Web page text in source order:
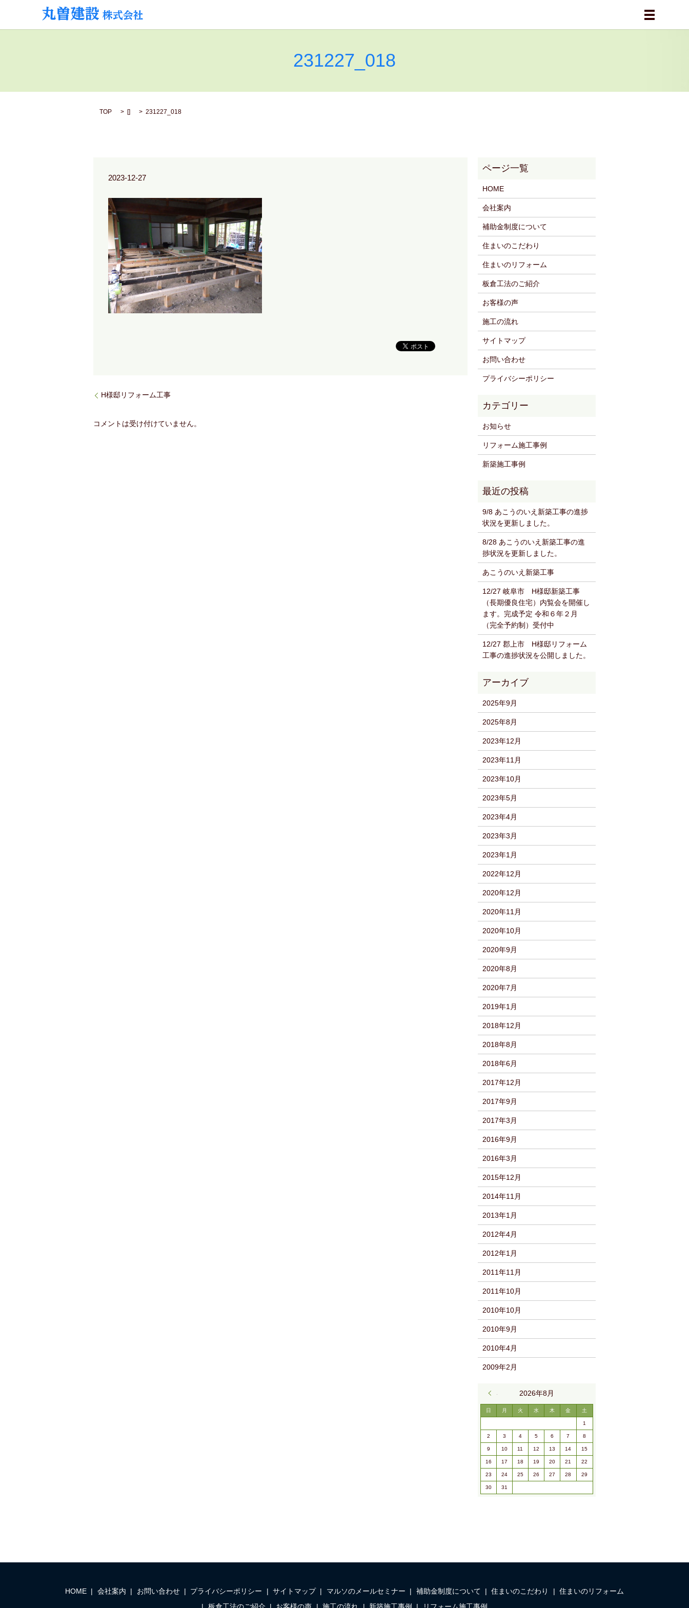
メニュー
231227_018
TOP [] 231227_018
2023-12-27
H様邸リフォーム工事
コメントは受け付けていません。
HOME
会社案内
補助金制度について
住まいのこだわり
住まいのリフォーム
板倉工法のご紹介
お客様の声
施工の流れ
サイトマップ
お問い合わせ
プライバシーポリシー
お知らせ
リフォーム施工事例
新築施工事例
9/8 あこうのいえ新築工事の進捗
状況を更新しました。
8/28 あこうのいえ新築工事の進
捗状況を更新しました。
あこうのいえ新築工事
12/27 岐阜市 H様邸新築工事
（長期優良住宅）内覧会を開催し
ます。完成予定 令和６年２月
（完全予約制）受付中
12/27 郡上市 H様邸リフォーム
工事の進捗状況を公開しました。
2025年9月
2025年8月
2023年12月
2023年11月
2023年10月
2023年5月
2023年4月
2023年3月
2023年1月
2022年12月
2020年12月
2020年11月
2020年10月
2020年9月
2020年8月
2020年7月
2019年1月
2018年12月
2018年8月
2018年6月
2017年12月
2017年9月
2017年3月
2016年9月
2016年3月
2015年12月
2014年11月
2013年1月
2012年4月
2012年1月
2011年11月
2011年10月
2010年10月
2010年9月
2010年4月
2009年2月
2026年8月
日 月 火 水 木 金 土
1
2 3 4 5 6 7 8
9 10 11 12 13 14 15
16 17 18 19 20 21 22
23 24 25 26 27 28 29
30 31
HOME 会社案内 お問い合わせ プライバシーポリシー サイトマップ マルソのメールセミナー 補助金制度について 住まいのこだわり
住まいのリフォーム